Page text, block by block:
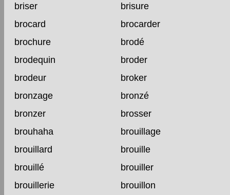
briser
brisure
brocard
brocarder
brochure
brodé
brodequin
broder
brodeur
broker
bronzage
bronzé
bronzer
brosser
brouhaha
brouillage
brouillard
brouille
brouillé
brouiller
brouillerie
brouillon